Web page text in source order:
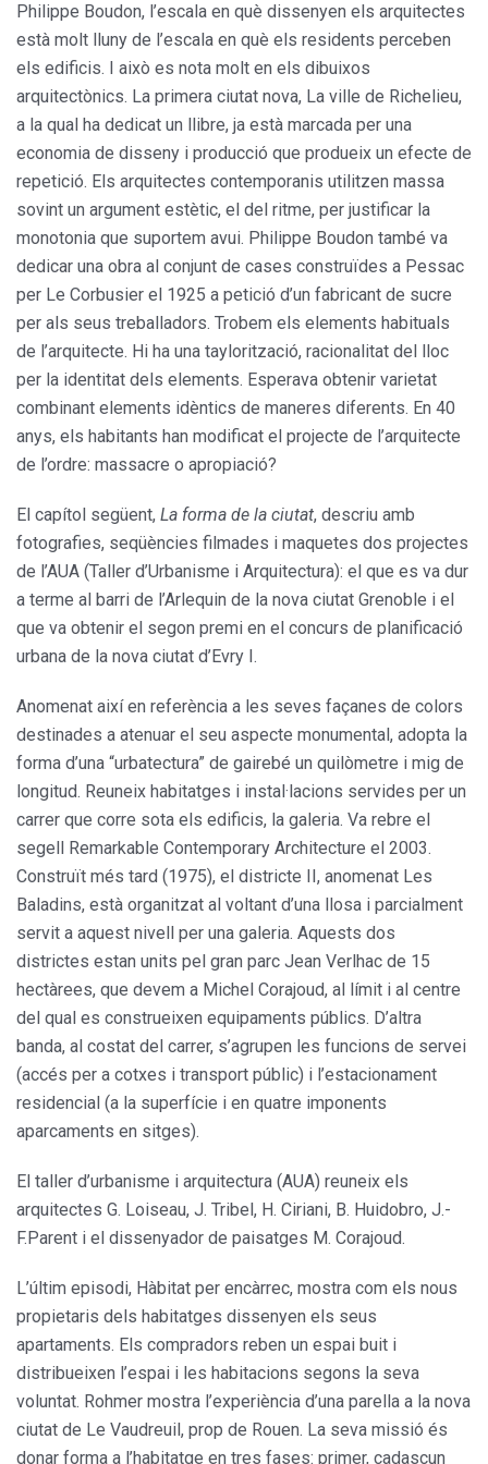
Philippe Boudon, l’escala en què dissenyen els arquitectes
està molt lluny de l’escala en què els residents perceben
els edificis. I això es nota molt en els dibuixos
arquitectònics. La primera ciutat nova, La ville de Richelieu,
a la qual ha dedicat un llibre, ja està marcada per una
economia de disseny i producció que produeix un efecte de
repetició. Els arquitectes contemporanis utilitzen massa
sovint un argument estètic, el del ritme, per justificar la
monotonia que suportem avui. Philippe Boudon també va
dedicar una obra al conjunt de cases construïdes a Pessac
per Le Corbusier el 1925 a petició d’un fabricant de sucre
per als seus treballadors. Trobem els elements habituals
de l’arquitecte. Hi ha una taylorització, racionalitat del lloc
per la identitat dels elements. Esperava obtenir varietat
combinant elements idèntics de maneres diferents. En 40
anys, els habitants han modificat el projecte de l’arquitecte
de l’ordre: massacre o apropiació?
El capítol següent, La forma de la ciutat, descriu amb
fotografies, seqüències filmades i maquetes dos projectes
de l’AUA (Taller d’Urbanisme i Arquitectura): el que es va dur
a terme al barri de l’Arlequin de la nova ciutat Grenoble i el
que va obtenir el segon premi en el concurs de planificació
urbana de la nova ciutat d’Evry I.
Anomenat així en referència a les seves façanes de colors
destinades a atenuar el seu aspecte monumental, adopta la
forma d’una “urbatectura” de gairebé un quilòmetre i mig de
longitud. Reuneix habitatges i instal·lacions servides per un
carrer que corre sota els edificis, la galeria. Va rebre el
segell Remarkable Contemporary Architecture el 2003.
Construït més tard (1975), el districte II, anomenat Les
Baladins, està organitzat al voltant d’una llosa i parcialment
servit a aquest nivell per una galeria. Aquests dos
districtes estan units pel gran parc Jean Verlhac de 15
hectàrees, que devem a Michel Corajoud, al límit i al centre
del qual es construeixen equipaments públics. D’altra
banda, al costat del carrer, s’agrupen les funcions de servei
(accés per a cotxes i transport públic) i l’estacionament
residencial (a la superfície i en quatre imponents
aparcaments en sitges).
El taller d’urbanisme i arquitectura (AUA) reuneix els
arquitectes G. Loiseau, J. Tribel, H. Ciriani, B. Huidobro, J.-
F.Parent i el dissenyador de paisatges M. Corajoud.
L’últim episodi, Hàbitat per encàrrec, mostra com els nous
propietaris dels habitatges dissenyen els seus
apartaments. Els compradors reben un espai buit i
distribueixen l’espai i les habitacions segons la seva
voluntat. Rohmer mostra l’experiència d’una parella a la nova
ciutat de Le Vaudreuil, prop de Rouen. La seva missió és
donar forma a l’habitatge en tres fases: primer, cadascun